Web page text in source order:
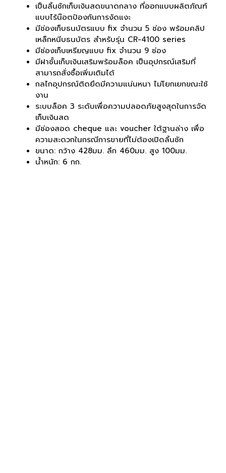
เป็นลิ้นชักเก็บเงินสดขนาดกลาง ที่ออกแบบผลิตภัณฑ์
แบบไร้น๊อตป้องกันการงัดแงะ
มีช่องเก็บธนบัตรแบบ fix จำนวน 5 ช่อง พร้อมคลิป
เหล็กหนีบธนบัตร สำหรับรุ่น CR-4100 series
มีช่องเก็บเหรียญแบบ fix จำนวน 9 ช่อง
มีฝาชั้นเก็บเงินเสริมพร้อมล็อค เป็นอุปกรณ์เสริมที่
สามารถสั่งซื้อเพิ่มเติมได้
กลไกอุปกรณ์ติดยึดมีความแน่นหนา ไม่โยกเยกขณะใช้
งาน
ระบบล็อค 3 ระดับเพื่อความปลอดภัยสูงสุดในการจัด
เก็บเงินสด
มีช่องสอด cheque และ voucher ใต้ฐานล่าง เพื่อ
ความสะดวกในกรณีการขายที่ไม่ต้องเปิดลิ้นชัก
ขนาด: กว้าง 428มม. ลึก 460มม. สูง 100มม.
น้ำหนัก: 6 กก.